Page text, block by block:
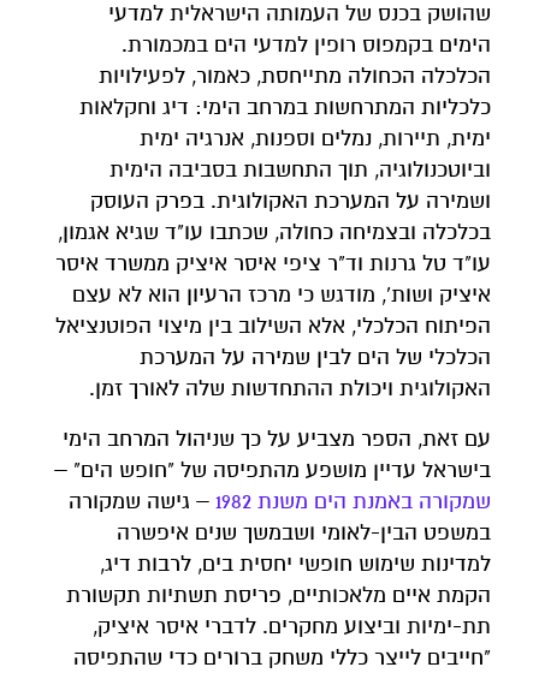
שהושק בכנס של העמותה הישראלית למדעי
הימים בקמפוס רופין למדעי הים במכמורת.
הכלכלה הכחולה מתייחסת, כאמור, לפעילויות
כלכליות המתרחשות במרחב הימי: דיג וחקלאות
ימית, תיירות, נמלים וספנות, אנרגיה ימית
וביוטכנולוגיה, תוך התחשבות בסביבה הימית
ושמירה על המערכת האקולוגית. בפרק העוסק
בכלכלה ובצמיחה כחולה, שכתבו עו"ד שגיא אגמון,
עו"ד טל גרנות וד"ר ציפי איסר איציק ממשרד איסר
איציק ושות', מודגש כי מרכז הרעיון הוא לא עצם
הפיתוח הכלכלי, אלא השילוב בין מיצוי הפוטנציאל
הכלכלי של הים לבין שמירה על המערכת
האקולוגית ויכולת ההתחדשות שלה לאורך זמן.
עם זאת, הספר מצביע על כך שניהול המרחב הימי
בישראל עדיין מושפע מהתפיסה של "חופש הים" –
שמקורה באמנת הים משנת 1982
– גישה שמקורה
במשפט הבין-לאומי ושבמשך שנים איפשרה
למדינות שימוש חופשי יחסית בים, לרבות דיג,
הקמת איים מלאכותיים, פריסת תשתיות תקשורת
תת-ימיות וביצוע מחקרים. לדברי איסר איציק,
"חייבים לייצר כללי משחק ברורים כדי שהתפיסה